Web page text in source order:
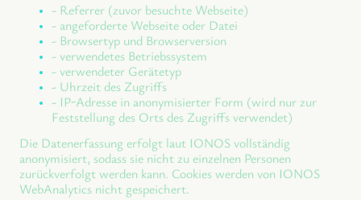
- Referrer (zuvor besuchte Webseite)
- angeforderte Webseite oder Datei
- Browsertyp und Browserversion
- verwendetes Betriebssystem
- verwendeter Gerätetyp
- Uhrzeit des Zugriffs
- IP-Adresse in anonymisierter Form (wird nur zur
Feststellung des Orts des Zugriffs verwendet)
Die Datenerfassung erfolgt laut IONOS vollständig
anonymisiert, sodass sie nicht zu einzelnen Personen
zurückverfolgt werden kann. Cookies werden von IONOS
WebAnalytics nicht gespeichert.